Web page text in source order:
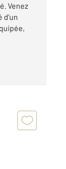
Venez
d'un